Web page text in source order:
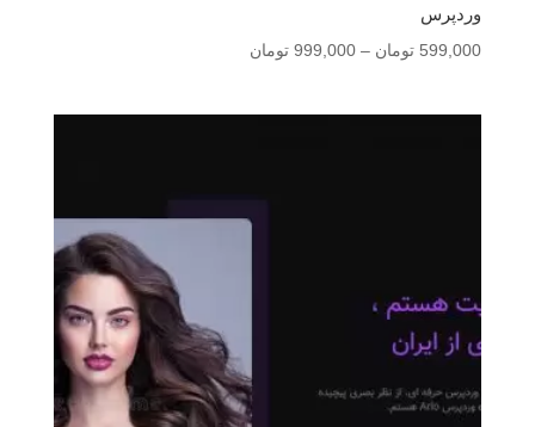
وردپرس
599,000 تومان –
999,000 تومانمحدوده